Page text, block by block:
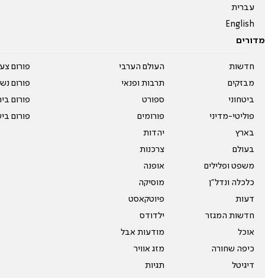
עברית
English
מדורים
חדשות
מבזקים
ביטחוני
פוליטי-מדיני
בארץ
בעולם
משפט ופלילים
כלכלה ונדל"ן
דעות
חדשות המגזר
אוכל
כיפה שחורה
דיגיטל
העולם הערבי
תרבות ופנאי
ספורט
פורומים
יהדות
צרכנות
אופנה
מוסיקה
פיוטקאסט
ילדודס
מודעות אבל
מזג אוויר
תגיות
פורום
פורום
פורום
פורום